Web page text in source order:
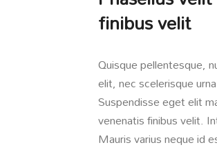
finibus velit
Quisque pellentesque,
elit, nec scelerisque
Suspendisse eget elit
venenatis finibus velit.
Mauris varius neque id